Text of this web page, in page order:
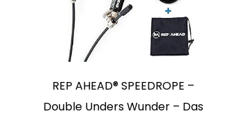
REP AHEAD® SPEEDROPE –
Double Unders Wunder – Das